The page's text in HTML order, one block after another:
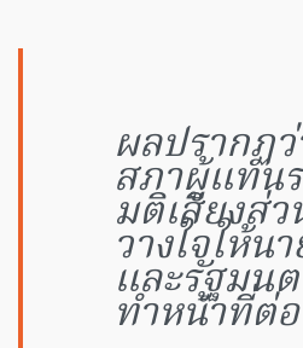
ผลปรากฏ
สภาผู้แทน
มติเสียงส่
วางใจให้น
และรัฐมน
ทำหน้าที่ต่